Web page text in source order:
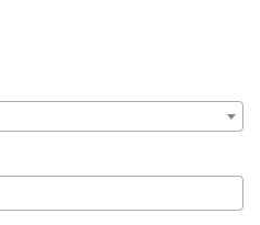
Elewind
Registrierung